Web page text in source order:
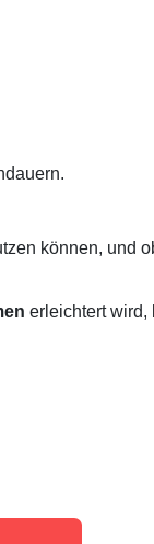
können, und
erleichtert wird,